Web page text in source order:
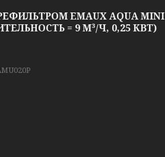
EMAUX AQUA MINI
= 9 М³/Ч, 0,25 КВТ)